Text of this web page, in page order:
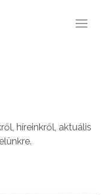
híreinkről, aktuális